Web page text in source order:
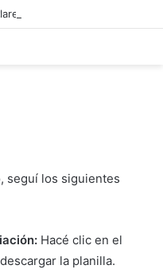
2026 📚✏️
seguí los siguientes
Hacé clic en el
la planilla.